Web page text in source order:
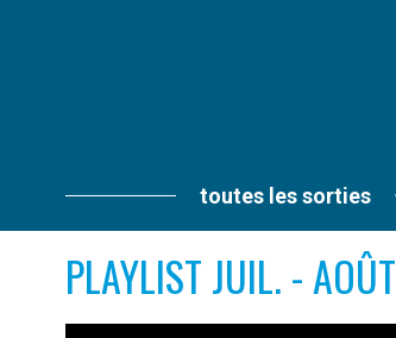
toutes les sorties
PLAYLIST JUIL. - AOÛT